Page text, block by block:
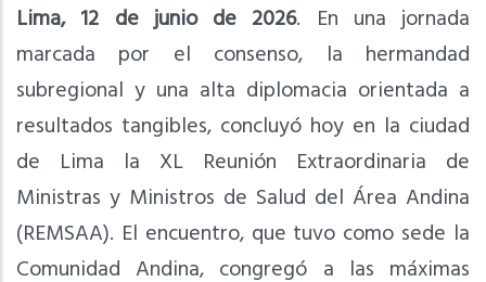
Lima, 12 de junio de 2026. En una jornada
marcada por el consenso, la hermandad
subregional y una alta diplomacia orientada a
resultados tangibles, concluyó hoy en la ciudad
de Lima la XL Reunión Extraordinaria de
Ministras y Ministros de Salud del Área Andina
(REMSAA). El encuentro, que tuvo como sede la
Comunidad Andina, congregó a las máximas